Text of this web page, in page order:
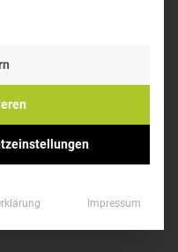
Impressum